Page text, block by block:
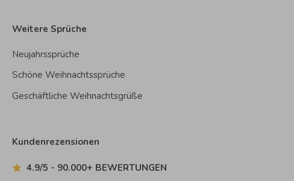
Weitere Sprüche
Neujahrssprüche
Schöne Weihnachtssprüche
Geschäftliche Weihnachtsgrüße
Kundenrezensionen
4.9/5 - 90.000+ BEWERTUNGEN